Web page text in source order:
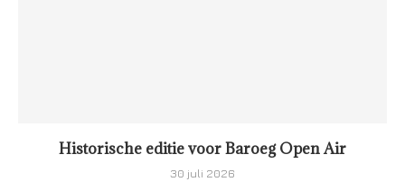
Historische editie voor Baroeg Open Air
30 juli 2026